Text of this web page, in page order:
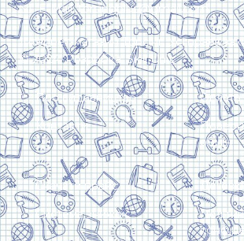
E-Mail: torsingplus@gmail.com
Інтернет-магазин Торсінг. Усі права
© 2024. Розробка:Skill Unit
Про видавництво
Контакти
Оплата
обмін
Скачати прайс
Система знижок